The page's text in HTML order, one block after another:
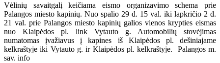
Vėlinių savaitgalį keičiama eismo organizavimo schema prie
Palangos miesto kapinių. Nuo spalio 29 d. 15 val. iki lapkričio 2 d.
21 val. prie Palangos miesto kapinių galios vienos krypties eismas
nuo Klaipėdos pl. link Vytauto g. Automobilių stovėjimas
numatomas įvažiavus į kapines iš Klaipėdos pl. dešiniajame
kelkraštyje iki Vytauto g. ir Klaipėdos pl. kelkraštyje. Palangos m.
sav. info